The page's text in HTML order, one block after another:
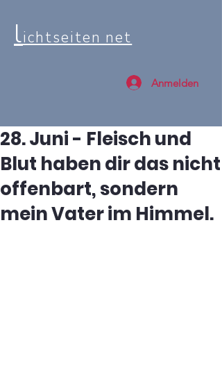
lichtseiten net
Anmelden
28. Juni - Fleisch und
Blut haben dir das nicht
offenbart, sondern
mein Vater im Himmel.